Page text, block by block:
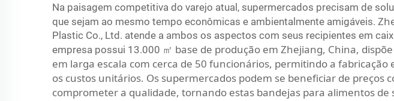
Na paisagem competitiva do varejo atual, supermercados precisam de
que sejam ao mesmo tempo econômicas e ambientalmente amigáveis.
Plastic Co., Ltd. atende a ambos os aspectos com seus recipientes em
empresa possui 13.000 ㎡ base de produção em Zhejiang, China,
em larga escala com cerca de 50 funcionários, permitindo a fabricação
os custos unitários. Os supermercados podem se beneficiar de preços
comprometer a qualidade, tornando estas bandejas para alimentos de